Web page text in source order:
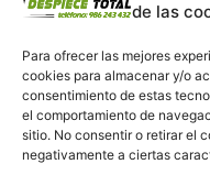
de las
Para ofrecer las mejores
cookies para almacenar y/o
consentimiento de estas
el comportamiento de
sitio. No consentir o retirar el
negativamente a ciertas
Servicio al cliente
Contacto
986 243 432
608 867 074